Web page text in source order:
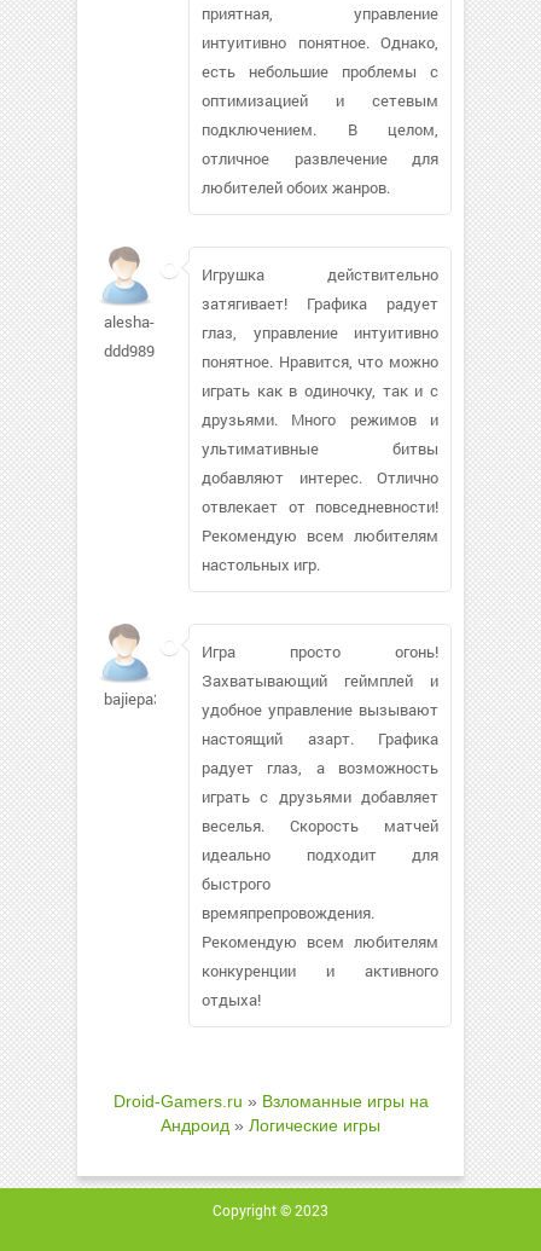
приятная, управление
интуитивно понятное. Однако,
есть небольшие проблемы с
оптимизацией и сетевым
подключением. В целом,
отличное развлечение для
любителей обоих жанров.
alesha-
ddd989
Игрушка действительно
затягивает! Графика радует
глаз, управление интуитивно
понятное. Нравится, что можно
играть как в одиночку, так и с
друзьями. Много режимов и
ультимативные битвы
добавляют интерес. Отлично
отвлекает от повседневности!
Рекомендую всем любителям
настольных игр.
bajiepa30
Игра просто огонь!
Захватывающий геймплей и
удобное управление вызывают
настоящий азарт. Графика
радует глаз, а возможность
играть с друзьями добавляет
веселья. Скорость матчей
идеально подходит для
быстрого
времяпрепровождения.
Рекомендую всем любителям
конкуренции и активного
отдыха!
Droid-Gamers.ru » Взломанные игры на
Андроид » Логические игры
Copyright © 2023